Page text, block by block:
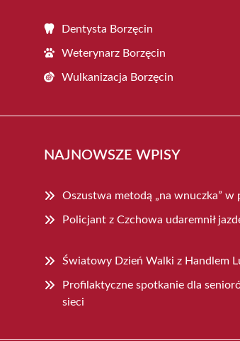
Dentysta Borzęcin
Weterynarz Borzęcin
Wulkanizacja Borzęcin
NAJNOWSZE WPISY
Oszustwa metodą „na wnuczka”
Policjant z Czchowa udaremnił
Światowy Dzień Walki z Handlem
Profilaktyczne spotkanie dla
sieci